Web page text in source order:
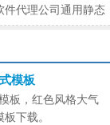
件代理公司通用静态
模板
板，红色风格大气
下载。